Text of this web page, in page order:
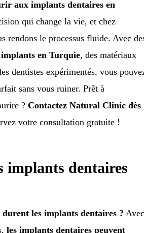
aux implants dentaires en
qui change la vie, et chez
rendons le processus fluide. Avec
implants en Turquie, des matériaux
dentistes expérimentés, vous
sans vous ruiner. Prêt à
? Contactez Natural Clinic dès
votre consultation gratuite !
implants dentaires
les implants dentaires ? Avec
les implants dentaires peuvent